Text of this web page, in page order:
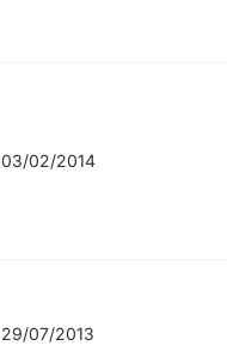
03/02/2014
29/07/2013